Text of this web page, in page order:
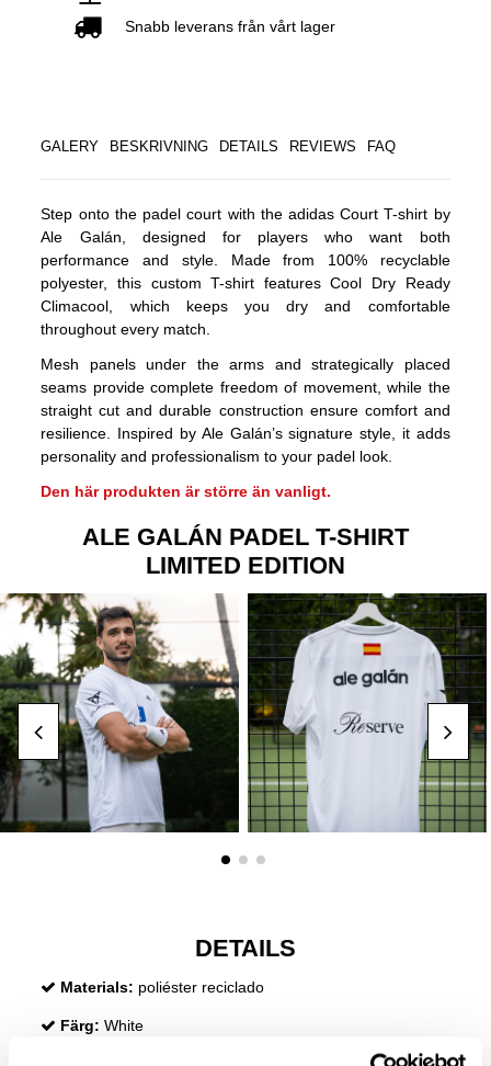
Snabb leverans från vårt lager
GALERY BESKRIVNING DETAILS REVIEWS FAQ
Step onto the padel court with the adidas Court T-shirt by
Ale Galán, designed for players who want both
performance and style. Made from 100% recyclable
polyester, this custom T-shirt features Cool Dry Ready
Climacool, which keeps you dry and comfortable
throughout every match.
Mesh panels under the arms and strategically placed
seams provide complete freedom of movement, while the
straight cut and durable construction ensure comfort and
resilience. Inspired by Ale Galán’s signature style, it adds
personality and professionalism to your padel look.
Den här produkten är större än vanligt.
ALE GALÁN PADEL T-SHIRT
LIMITED EDITION
DETAILS
Materials: poliéster reciclado
Färg: White